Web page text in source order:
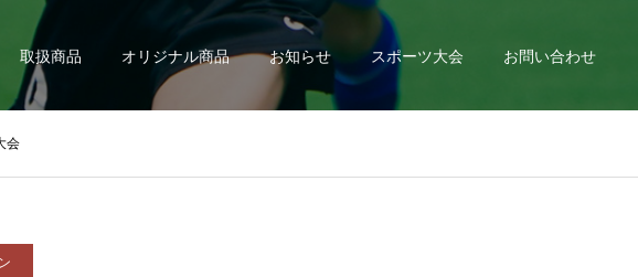
取扱商品 オリジナル商品 お知らせ スポーツ大会 お問い合わせ
会